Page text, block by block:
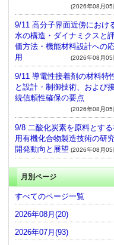
(2026年08月05
9/11 高分子界面近傍におけ
水の構造・ダイナミクスと
価方法・機能材料設計への
用
(2026年08月05
9/11 導電性接着剤の材料特
と設計・制御技術、および
続信頼性確保の要点
(2026年08月05
9/8 二酸化炭素を原料とす
用有機化合物製造技術の研
開発動向と展望 (2026年08月05
月別ページ
すべてのページ一覧
2026年08月(20)
2026年07月(93)